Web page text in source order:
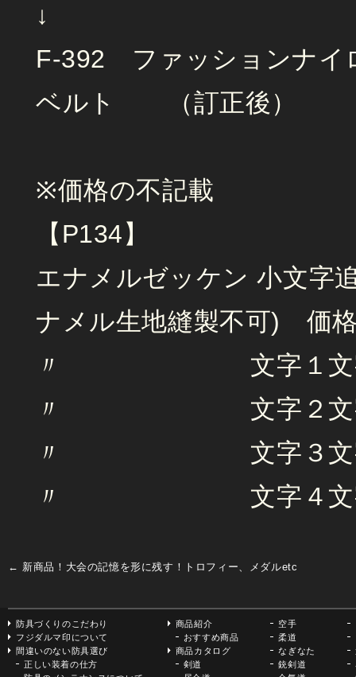
↓
F-392 ファッションナイ
ベルト （訂正後）
※価格の不記載
【P134】
エナメルゼッケン 小文字
ナメル生地縫製不可) 価
〃 文字１文字追
〃 文字２文字追
〃 文字３文字追
〃 文字４文字追
← 新商品！大会の記憶を形に残す！トロフィー、メダルetc
防具づくりのこだわり
フジダルマ印について
間違いのない防具選び
正しい装着の仕方
商品紹介
おすすめ商品
商品カタログ
剣道
空手
柔道
なぎなた
銃剣道